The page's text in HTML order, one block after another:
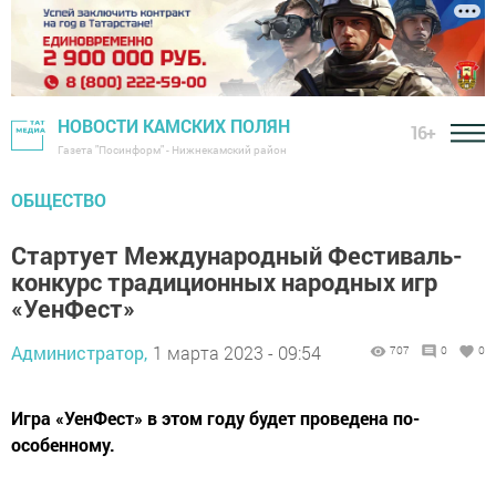
НОВОСТИ КАМСКИХ ПОЛЯН
Газета "Посинформ" - Нижнекамский район
16+
ОБЩЕСТВО
Стартует Международный Фестиваль-
конкурс традиционных народных игр
«УенФест»
Администратор, 1 марта 2023 - 09:54 707 0 0
Игра «УенФест» в этом году будет проведена по-
особенному.